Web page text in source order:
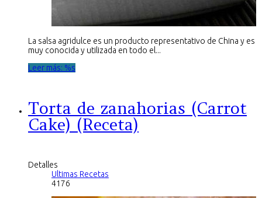
La salsa agridulce es un producto representativo de China y es
muy conocida y utilizada en todo el...
Leer más: %s
Torta de zanahorias (Carrot
Cake) (Receta)
Detalles
Ultimas Recetas
4176